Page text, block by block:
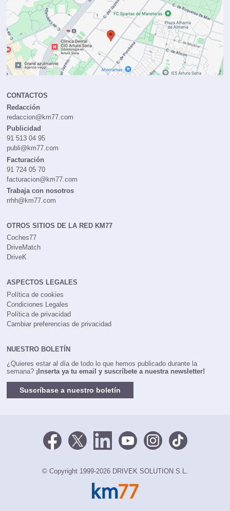
CONTACTOS
Redacción
redaccion@km77.com
Publicidad
91 513 04 95
publi@km77.com
Facturación
91 724 05 70
facturacion@km77.com
Trabaja con nosotros
rrhh@km77.com
OTROS SITIOS DE LA RED KM77
Coches77
DriveMatch
DriveK
ASPECTOS LEGALES
Política de cookies
Condiciones Legales
Política de privacidad
Cambiar preferencias de privacidad
NUESTRO BOLETÍN
¿Quieres estar al día de todo lo que hemos publicado durante la
semana? ¡Inserta ya tu email y suscríbete a nuestra newsletter!
Suscríbase a nuestro boletín
© Copyright 1999-2026 DRIVEK SOLUTION S.L.